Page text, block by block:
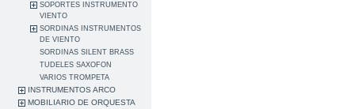
SOPORTES INSTRUMENTO
VIENTO
SORDINAS INSTRUMENTOS
DE VIENTO
SORDINAS SILENT BRASS
TUDELES SAXOFON
VARIOS TROMPETA
INSTRUMENTOS ARCO
MOBILIARIO DE ORQUESTA